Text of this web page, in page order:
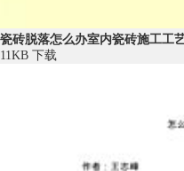
瓷砖脱落怎么办室内瓷砖施工工
11KB 下载